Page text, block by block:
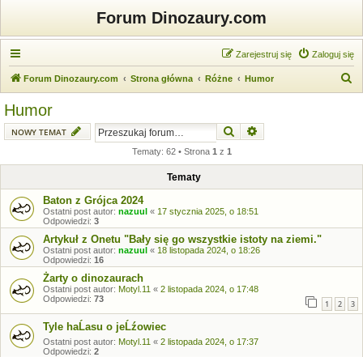
Forum Dinozaury.com
Zaloguj się
Zarejestruj się
Forum Dinozaury.com Strona główna Różne Humor
Humor
NOWY TEMAT Szukaj
Tematy: 62 • Strona 1 z 1
Tematy
Baton z Grójca 2024
Ostatni post autor: nazuul « 17 stycznia 2025, o 18:51
Odpowiedzi: 3
Artykuł z Onetu "Bały się go wszystkie istoty na ziemi."
Ostatni post autor: nazuul « 18 listopada 2024, o 18:26
Odpowiedzi: 16
Żarty o dinozaurach
Ostatni post autor: Motyl.11 « 2 listopada 2024, o 17:48
Odpowiedzi: 73 1 2 3
Tyle haĹasu o jeĹźowiec
Ostatni post autor: Motyl.11 « 2 listopada 2024, o 17:37
Odpowiedzi: 2